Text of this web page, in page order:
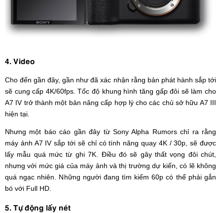
4. Video
Cho đến gần đây, gần như đã xác nhận rằng bản phát hành sắp tới
sẽ cung cấp 4K/60fps. Tốc độ khung hình tăng gấp đôi sẽ làm cho
A7 IV trở thành một bản nâng cấp hợp lý cho các chủ sở hữu A7 III
hiện tại.
Nhưng một báo cáo gần đây từ Sony Alpha Rumors chỉ ra rằng
máy ảnh A7 IV sắp tới sẽ chỉ có tính năng quay 4K / 30p, sẽ được
lấy mẫu quá mức từ ghi 7K. Điều đó sẽ gây thất vọng đôi chút,
nhưng với mức giá của máy ảnh và thị trường dự kiến, có lẽ không
quá ngạc nhiên. Những người đang tìm kiếm 60p có thể phải gắn
bó với Full HD.
5. Tự động lấy nét